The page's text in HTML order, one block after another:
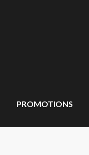
PROMOTIONS